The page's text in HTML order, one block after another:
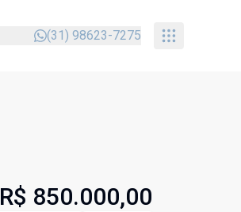
(31) 98623-7275
R$ 850.000,00